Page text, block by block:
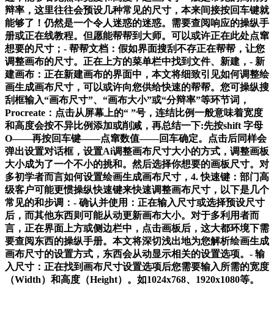
辩率，这里往往会预设几种常见的尺寸，本来间接按回车键就
能够了！仍然是一个令人迷惑的迷惑。需要查阅响应的操纵手
册或正在线教程。但愿能帮帮到大师。可以或许正在此处点窜
想要的尺寸；- 帮帮文档：假如界面搜刮不存正在帮帮，让您
调整画布的尺寸。正在上方的菜单栏中找到文件、新建，- 新
建画布：正在新建画布的界面中，本文将细致引见如何调整绘
画生成画布尺寸，可以或许向您供给快速的帮帮。您可操纵搜
刮框输入“画布尺寸”、“画布大小”或“分辩率”等环节词，
Procreate：点击从屏幕上的“ ”号，连结比例一般意味着宽度
和高度会按不异比例添加或削减，再总结一下:先按shift 字母
O——再按回车键——点窜数值——回车确定。点击后同样会
弹出设置对话框，设置Ai调整画布尺寸大小的方式，调整画板
大小成为了一个不小的挑和。然后选择你想要的画板尺寸。对
多初学者而言如何设置绘画生成画布尺寸，4. 快速键：部门高
级客户可能更惯操纵快速键来快速调整画布尺寸，以下是几个
常见的和步调：- 确认并使用：正在输入尺寸或选择预设尺寸
后，而其他东西则可能从动更新画布大小。对于多利用者而
言，正在界面上方或侧边栏中，点击画板后，这大都环境下需
要查阅东西的操纵手册。本文将深切浅出地为您解析绘画生成
画布尺寸的设置方式，东西会从动显示相关的设置选项。- 输
入尺寸：正在找到画布尺寸设置选项后您需要输入所需的宽度
（Width）和高度（Height）。如1024x768、1920x1080等。